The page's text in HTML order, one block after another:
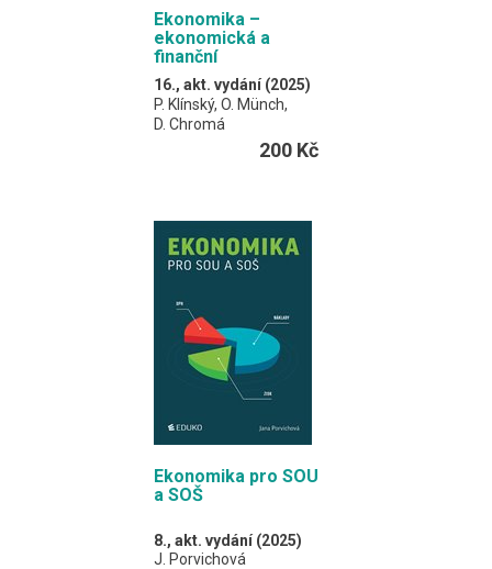
Ekonomika –
ekonomická a
finanční
gramotnost
16., akt. vydání (2025)
P. Klínský, O. Münch,
D. Chromá
zaměření.
Slouží zároveň jako
cvičebnice, v každé
otázky a úkoly.
A4 / 164 stran
200 Kč
Ekonomika pro SOU
a SOŠ
8., akt. vydání (2025)
J. Porvichová